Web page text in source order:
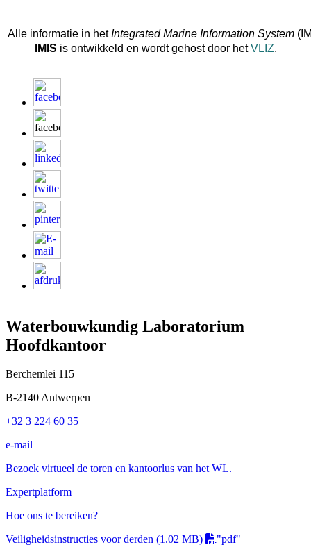
Alle informatie in hetIntegrated Marine Information System
IMIS is ontwikkeld en wordt gehost door hetVLIZ.
Waterbouwkundig Laboratorium
Hoofdkantoor
Berchemlei 115
B-2140 Antwerpen
+32 3 224 60 35
e-mail
Bezoek virtueel de toren en kantoorlus van het WL.
Expertplatform
Hoe ons te bereiken?
Veiligheidsinstructies voor derden (1.02 MB)
"pdf"